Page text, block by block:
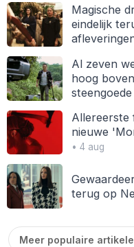
Magische
eindelijk
Al zeven
hoog
Allereerste
nieuwe
• 4 aug
terug op
Meer populaire